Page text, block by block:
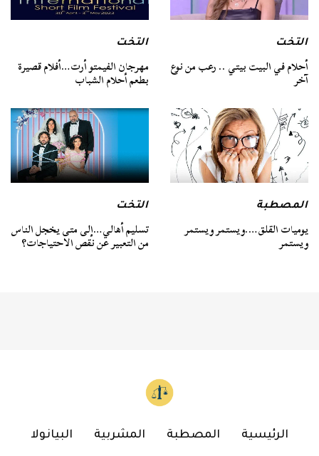
التخت
أحلام في البيت بيتي .. رعب من نوع
آخر
التخت
مهرجان الفيمتو أرت…أفلام قصيرة
بطعم أحلام الشباب
المصطبة
يوميات القلق….ويستمر ويستمر
ويستمر
التخت
تسليم أهالي…إلى متى يخجل الناس
من التعبير عن نقص الاحتياجات؟
الرئيسية المصطبة المشربية البيانولا